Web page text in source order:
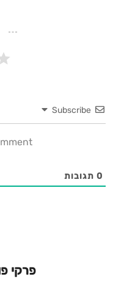
Subscribe
0 תגובות
פרקי